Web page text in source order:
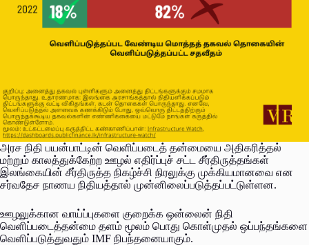
அரச நிதி பயன்பாட்டின் வெளிப்படைத் தன்மையை அதிகரித்தல்
மற்றும் காலத்துக்கேற்ற ஊழல் எதிர்ப்புச் சட்ட சீர்திருத்தங்கள்
இலங்கையின் சீர்திருத்த நிகழ்ச்சி நிரலுக்கு முக்கியமானவை என
சர்வதேச நாணய நிதியத்தால் முன்னிலைப்படுத்தப்பட்டுள்ளன.
ஊழலுக்கான வாய்ப்புகளை குறைக்க ஒன்லைன் நிதி
வெளிப்படைத்தன்மை தளம் மூலம் பொது கொள்முதல் ஒப்பந்தங்களை
வெளிப்படுத்துவதும் IMF நிபந்தனையாகும்.